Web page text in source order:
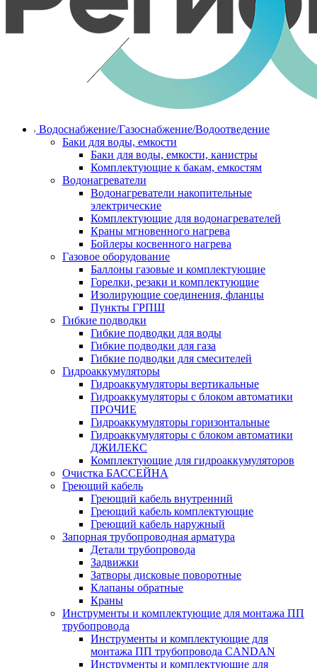
Водоснабжение/Газоснабжение/Водоотведение
Баки для воды, емкости
Баки для воды, емкости, канистры
Комплектующие к бакам, емкостям
Водонагреватели
Водонагреватели накопительные
электрические
Комплектующие для водонагревателей
Краны мгновенного нагрева
Бойлеры косвенного нагрева
Газовое оборудование
Баллоны газовые и комплектующие
Горелки, резаки и комплектующие
Изолирующие соединения, фланцы
Пункты ГРПШ
Гибкие подводки
Гибкие подводки для воды
Гибкие подводки для газа
Гибкие подводки для смесителей
Гидроаккумуляторы
Гидроаккумуляторы вертикальные
Гидроаккумуляторы с блоком автоматики
ПРОЧИЕ
Гидроаккумуляторы горизонтальные
Гидроаккумуляторы с блоком автоматики
ДЖИЛЕКС
Комплектующие для гидроаккумуляторов
Очистка БАССЕЙНА
Греющий кабель
Греющий кабель внутренний
Греющий кабель комплектующие
Греющий кабель наружный
Запорная трубопроводная арматура
Детали трубопровода
Задвижки
Затворы дисковые поворотные
Клапаны обратные
Краны
Инструменты и комплектующие для монтажа ПП
трубопровода
Инструменты и комплектующие для
монтажа ПП трубопровода CANDAN
Инструменты и комплектующие для